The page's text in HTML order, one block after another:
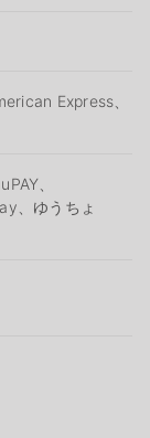
Express、
、
、ゆうちょ